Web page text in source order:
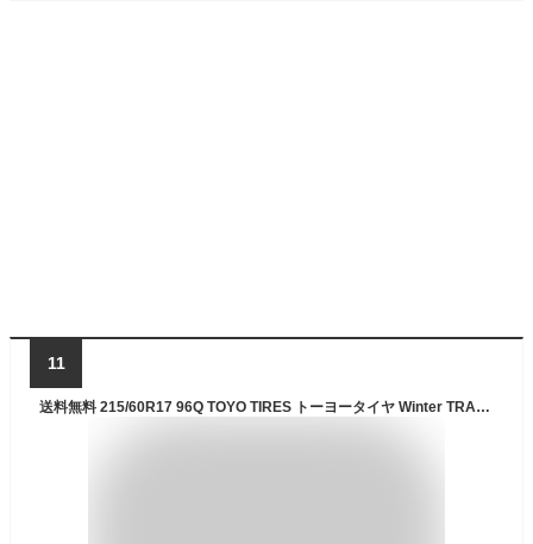
11
送料無料 215/60R17 96Q TOYO TIRES トーヨータイヤ Winter TRANPATH TX ウィンター トランパス TX 新品 1本タイヤのみ 国産スタッドレスタイヤ